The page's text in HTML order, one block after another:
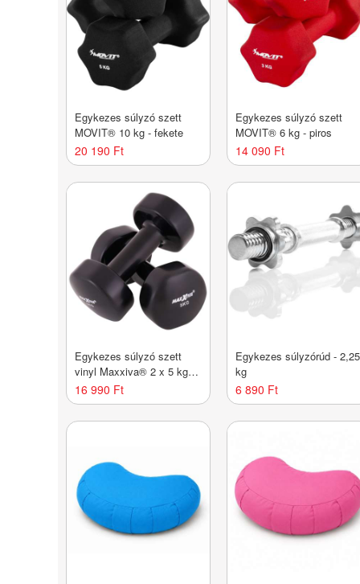
Egykezes súlyzó szett
MOVIT® 10 kg - fekete
20 190 Ft
Egykezes súlyzó szett
MOVIT® 6 kg - piros
14 090 Ft
Egykezes súlyzó szett
vinyl Maxxiva® 2 x 5 kg
Fekete
16 990 Ft
Egykezes súlyzórúd - 2,25
kg
6 890 Ft